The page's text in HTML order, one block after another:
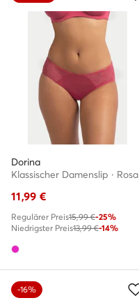
Dorina
Klassischer Damenslip · Rosa
11,99 €
Regulärer Preis15,99 €-25%
Niedrigster Preis13,99 €-14%
-16%